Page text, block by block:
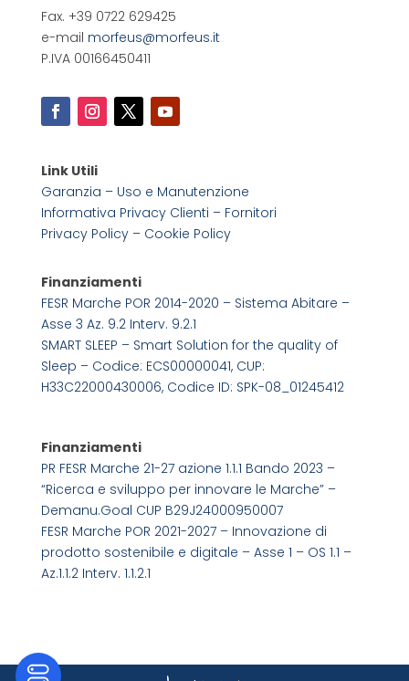
Fax. +39 0722 629425
e-mail morfeus@morfeus.it
P.IVA 00166450411
Link Utili
Garanzia – Uso e Manutenzione
Informativa Privacy Clienti – Fornitori
Privacy Policy – Cookie Policy
Finanziamenti
FESR Marche POR 2014-2020 – Sistema Abitare –
Asse 3 Az. 9.2 Interv. 9.2.1
SMART SLEEP – Smart Solution for the quality of
Sleep – Codice: ECS00000041, CUP:
H33C22000430006, Codice ID: SPK-08_01245412
Finanziamenti
PR FESR Marche 21-27 azione 1.1.1 Bando 2023 –
“Ricerca e sviluppo per innovare le Marche” –
Demanu.Goal CUP B29J24000950007
FESR Marche POR 2021-2027 – Innovazione di
prodotto sostenibile e digitale – Asse 1 – OS 1.1 –
Az.1.1.2 Interv. 1.1.2.1